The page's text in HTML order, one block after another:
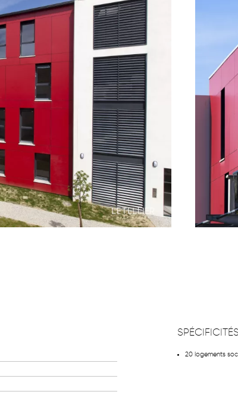
SPÉCIFICITÉS
20 logements